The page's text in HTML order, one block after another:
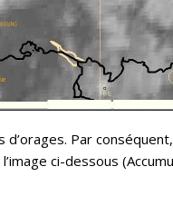
Par
ci-dessous